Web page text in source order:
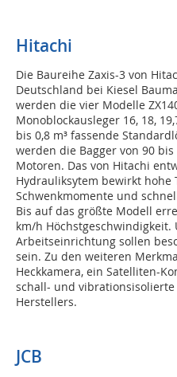
Hitachi
Die Baureihe Zaxis-3 von
Deutschland bei Kiesel
werden die vier Modelle
Monoblockausleger 16, 18,
bis 0,8 m³ fassende
werden die Bagger von 90
Motoren. Das von Hitachi
Hydrauliksytem bewirkt hohe
Schwenkmomente und
Bis auf das größte Modell
km/h Höchstgeschwindigkeit.
Arbeitseinrichtung sollen
sein. Zu den weiteren
Heckkamera, ein Satelliten-
schall- und vibrationsisolierte
Herstellers.
JCB